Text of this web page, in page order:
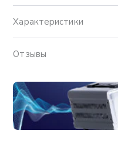
Характеристики
Отзывы